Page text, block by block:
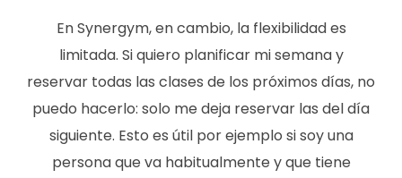
En Synergym, en cambio, la flexibilidad es
limitada. Si quiero planificar mi semana y
reservar todas las clases de los próximos días, no
puedo hacerlo: solo me deja reservar las del día
siguiente. Esto es útil por ejemplo si soy una
persona que va habitualmente y que tiene